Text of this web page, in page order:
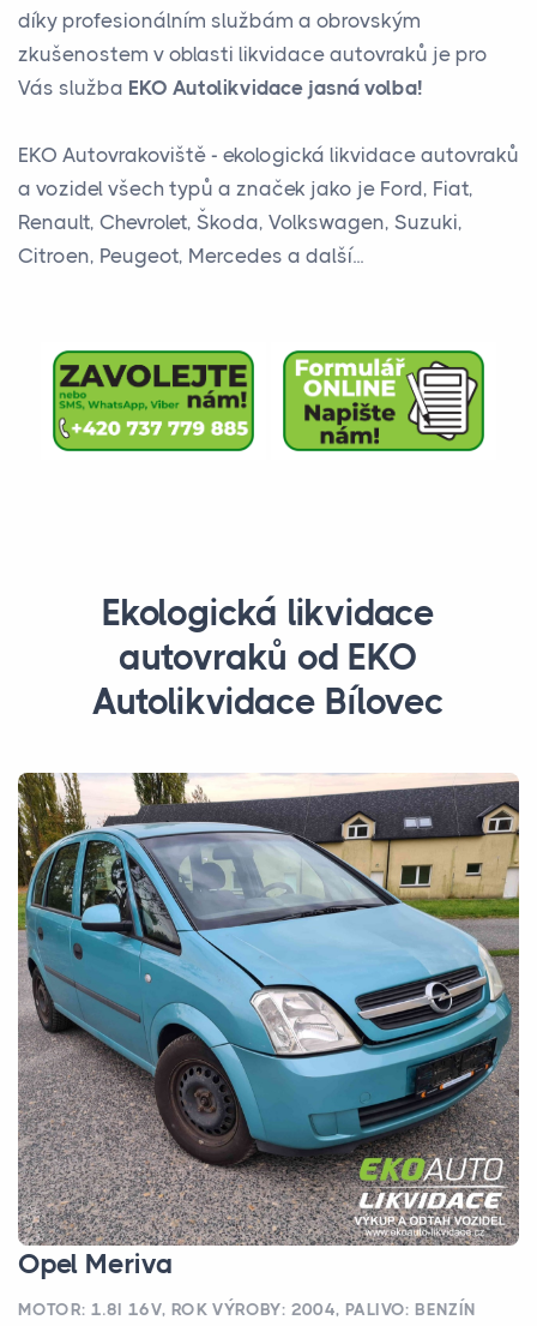
díky profesionálním službám a obrovským
zkušenostem v oblasti likvidace autovraků je pro
Vás služba EKO Autolikvidace jasná volba!
EKO Autovrakoviště - ekologická likvidace autovraků
a vozidel všech typů a značek jako je Ford, Fiat,
Renault, Chevrolet, Škoda, Volkswagen, Suzuki,
Citroen, Peugeot, Mercedes a další...
Ekologická likvidace
autovraků od EKO
Autolikvidace Bílovec
Opel Meriva
MOTOR: 1.8I 16V, ROK VÝROBY: 2004, PALIVO: BENZÍN